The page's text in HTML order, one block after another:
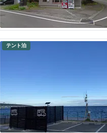
テント泊